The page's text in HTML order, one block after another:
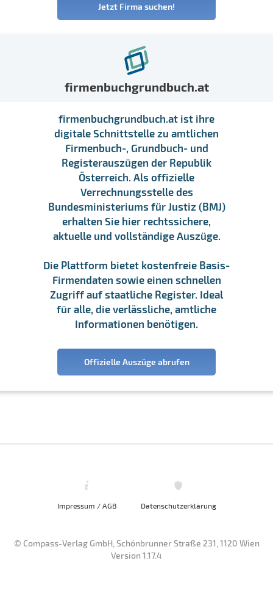
Jetzt Firma suchen!
firmenbuchgrundbuch.at
firmenbuchgrundbuch.at ist ihre
digitale Schnittstelle zu amtlichen
Firmenbuch-, Grundbuch- und
Registerauszügen der Republik
Österreich. Als offizielle
Verrechnungsstelle des
Bundesministeriums für Justiz (BMJ)
erhalten Sie hier rechtssichere,
aktuelle und vollständige Auszüge.
Die Plattform bietet kostenfreie Basis-
Firmendaten sowie einen schnellen
Zugriff auf staatliche Register. Ideal
für alle, die verlässliche, amtliche
Informationen benötigen.
Offizielle Auszüge abrufen
Impressum / AGB Datenschutzerklärung
© Compass-Verlag GmbH, Schönbrunner Straße 231, 1120 Wien
Version 1.17.4